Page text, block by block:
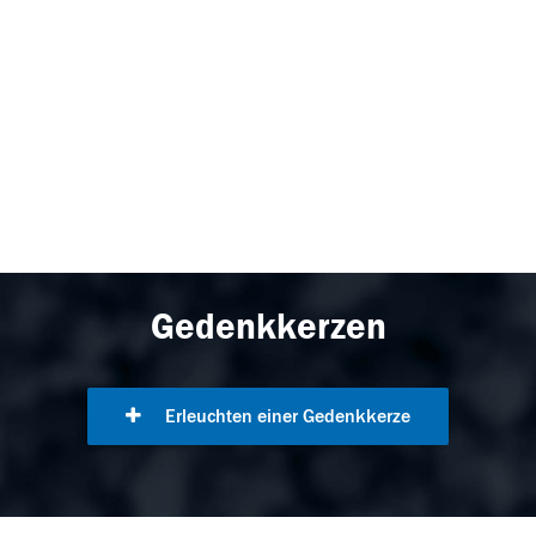
Gedenkkerzen
Erleuchten einer Gedenkkerze